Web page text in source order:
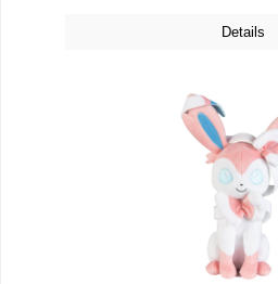
Details